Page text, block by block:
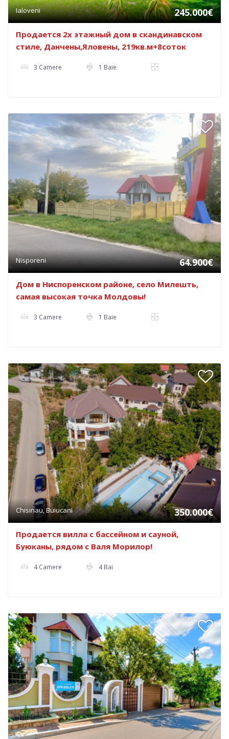
Ialoveni 245.000€
Продается 2х этажный дом в скандинавском
стиле, Данчены,Яловены, 219кв.м+8соток
3 Camere 1 Baie
Nisporeni 64.900€
Дом в Ниспоренском районе, село Милешть,
самая высокая точка Молдовы!
3 Camere 1 Baie
Chisinau, Buiucani 350.000€
Продается вилла с бассейном и сауной,
Буюканы, рядом с Валя Морилор!
4 Camere 4 Bai